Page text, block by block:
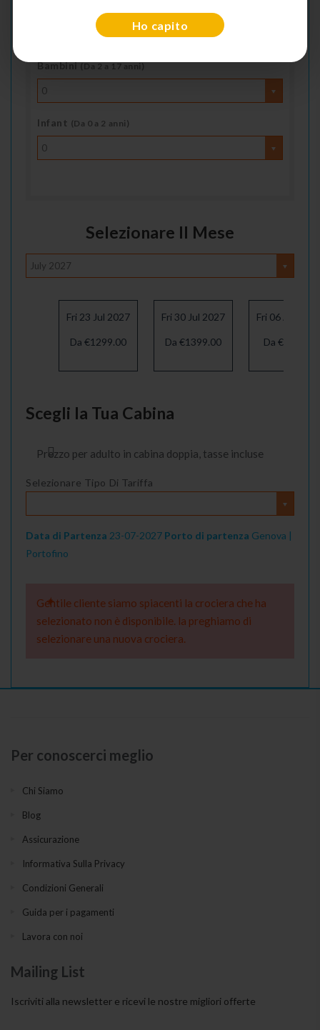
Bambini (Da 2 a 17 anni)
0
Infant (Da 0 a 2 anni)
0
Selezionare Il Mese
July 2027
Fri 23 Jul 2027
Da €1299.00
Fri 30 Jul 2027
Da €1399.00
Fri 06 Aug
Da €1469.00
Scegli la Tua Cabina
Prezzo per adulto in cabina doppia, tasse incluse
Selezionare Tipo Di Tariffa
Data di Partenza 23-07-2027 Porto di partenza Genova |
Portofino
Gentile cliente siamo spiacenti la crociera che ha
selezionato non è disponibile. la preghiamo di
selezionare una nuova crociera.
Per conoscerci meglio
Chi Siamo
Blog
Assicurazione
Informativa Sulla Privacy
Condizioni Generali
Guida per i pagamenti
Lavora con noi
Mailing List
Iscriviti alla newsletter e ricevi le nostre migliori offerte
Ho capito